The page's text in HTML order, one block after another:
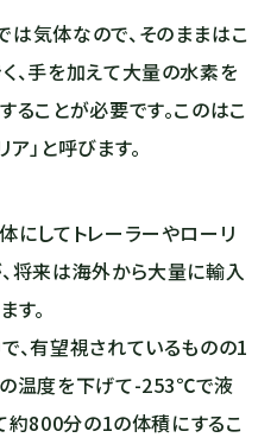
気体なので、そのままはこ
、手を加えて大量の水素を
ることが必要です。このはこ
」と呼びます。
にしてトレーラーやローリ
将来は海外から大量に輸入
す。
、有望視されているものの1
の温度を下げて-253℃で液
約800分の1の体積にするこ